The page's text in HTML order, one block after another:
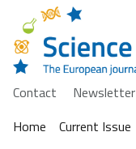
Contact Newsletter
Home
Current Issue